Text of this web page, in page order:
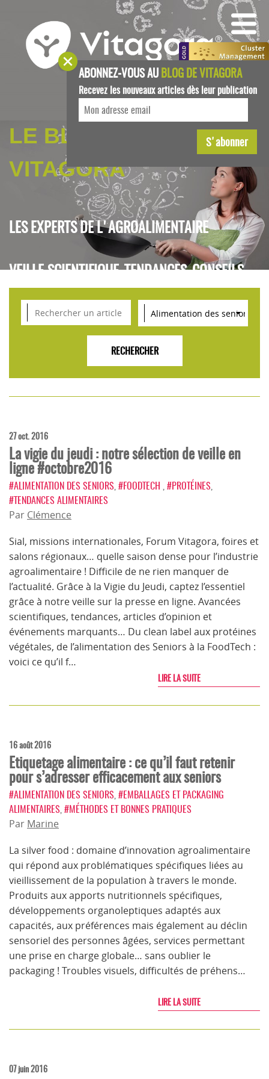
LE BLOG DE
VITAGORA
LES EXPERTS DE L'AGROALIMENTAIRE
VEILLE SCIENTIFIQUE, TENDANCES, CONSEILS
POUR L'INNOVATION AGROALIMENTAIRE
27 oct. 2016
La vigie du jeudi : notre sélection de veille en
ligne #octobre2016
#ALIMENTATION DES SENIORS #FOODTECH #PROTÉINES
#TENDANCES ALIMENTAIRES
Par Clémence
Sial, missions internationales, Forum Vitagora, foires et
salons régionaux… quelle saison dense pour l’industrie
agroalimentaire ! Difficile de ne rien manquer de
l’actualité. Grâce à la Vigie du Jeudi, captez l’essentiel
grâce à notre veille sur la presse en ligne. Avancées
scientifiques, tendances, articles d’opinion et
événements marquants… Du clean label aux protéines
végétales, de l’alimentation des Seniors à la FoodTech :
voici ce qu’il f…
LIRE LA SUITE
16 août 2016
Etiquetage alimentaire : ce qu’il faut retenir
pour s’adresser efficacement aux seniors
#ALIMENTATION DES SENIORS #EMBALLAGES ET PACKAGING
ALIMENTAIRES #MÉTHODES ET BONNES PRATIQUES
Par Marine
La silver food : domaine d’innovation agroalimentaire
qui répond aux problématiques spécifiques liées au
vieillissement de la population à travers le monde.
Produits aux apports nutritionnels spécifiques,
développements organoleptiques adaptés aux
capacités, aux préférences mais également au déclin
sensoriel des personnes âgées, services permettant
une prise en charge globale… sans oublier le
packaging ! Troubles visuels, difficultés de préhens…
LIRE LA SUITE
07 juin 2016
ABONNEZ-VOUS AUBLOG DE VITAGORA
Recevez les nouveaux articles dès leur publication